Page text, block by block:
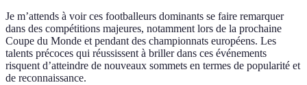
Je m’attends à voir ces footballeurs dominants se faire remarquer
dans des compétitions majeures, notamment lors de la prochaine
Coupe du Monde et pendant des championnats européens. Les
talents précoces qui réussissent à briller dans ces événements
risquent d’atteindre de nouveaux sommets en termes de popularité et
de reconnaissance.